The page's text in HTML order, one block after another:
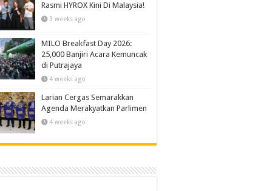
Rasmi HYROX Kini Di Malaysia!
3 weeks ago
MILO Breakfast Day 2026:
25,000 Banjiri Acara Kemuncak
di Putrajaya
4 weeks ago
Larian Cergas Semarakkan
Agenda Merakyatkan Parlimen
4 weeks ago